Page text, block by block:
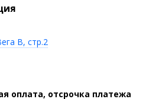
В, стр.2
оплата, отсрочка платежа